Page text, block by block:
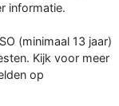
informatie.
(minimaal 13 jaar)
Kijk voor meer
op